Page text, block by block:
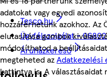
adatokat vagy egyedi
hozzáférhetünk azokhoz. Az
elutasítása gombok
módosíthatod a
megteheted azAdatkezelési
kattintva is. A
Tesco.hu
Ügyfélszolgálat -
Áruházkereső